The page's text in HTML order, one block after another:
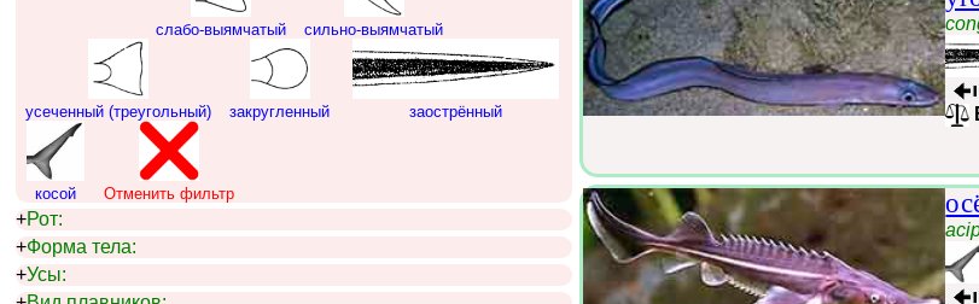
слабо-выямчатый сильно-выямчатый
усеченный (треугольный) закругленный заострённый
косой Отменить фильтр
+Рот:
+Форма тела:
+Усы: